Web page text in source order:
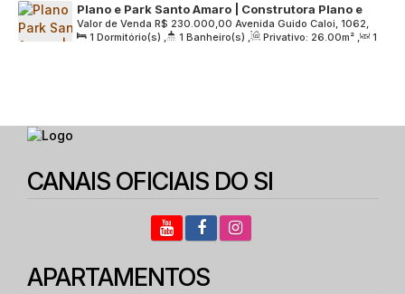
Plano e Park Santo Amaro | Construtora Plano e
Plano | Lançamento | 26 metros | 01 suíte | com
varanda | sem vaga
R$ 230.000,00
Valor de Venda
Avenida Guido Caloi, 1062,
Zona Sul, 05802-140, Jardim São Luís, São Paulo, São Paulo,
1 Dormitório(s) , 1 Banheiro(s) , Privativo: 26.00m² ,
1
CANAIS OFICIAIS DO SI
APARTAMENTOS